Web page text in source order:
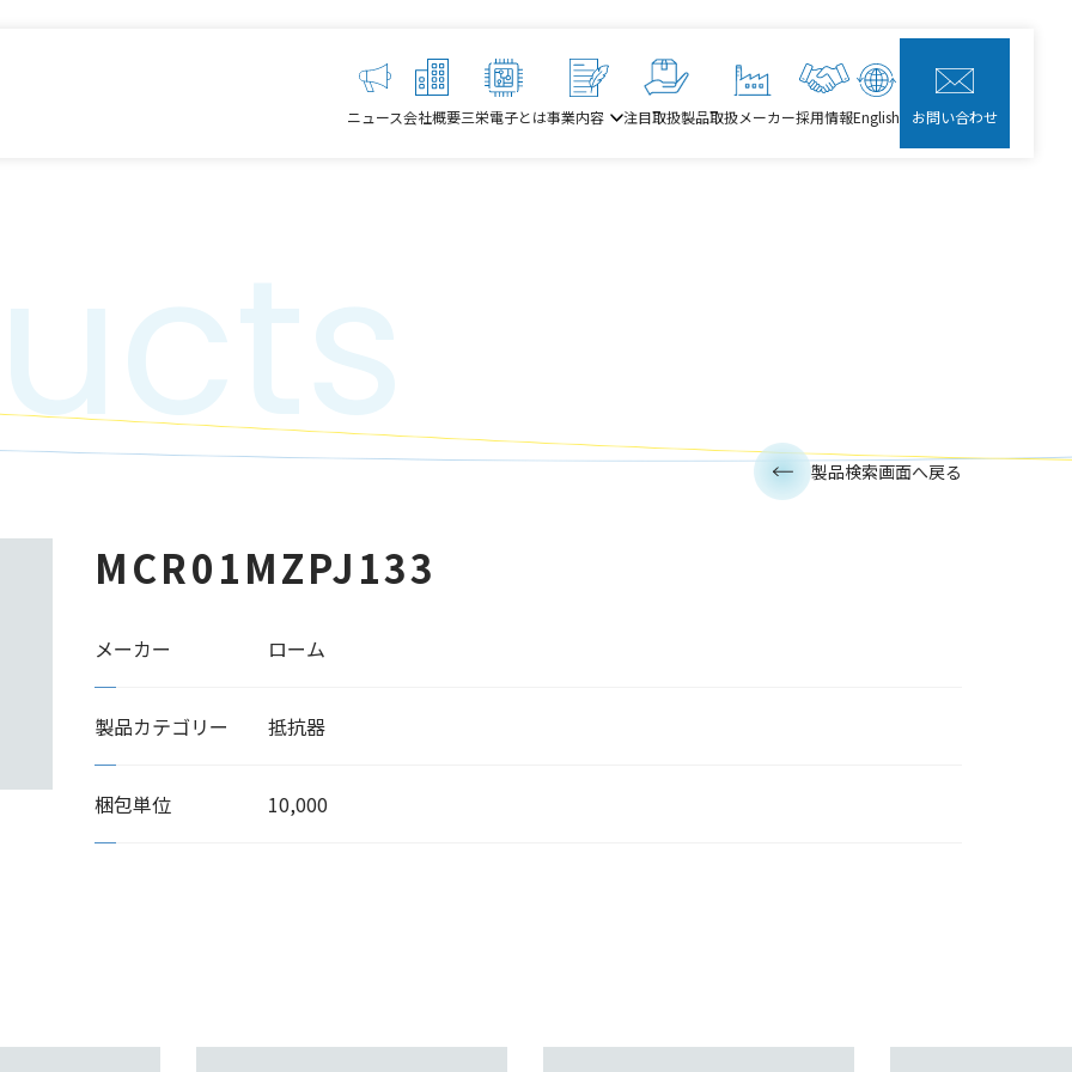
ニュース会社概要三栄電子とは事業内容 注目取扱製品取扱メーカー採用情報English お問い合わせ
MCR01MZPJ133
メーカー ローム
製品カテゴリー 抵抗器
梱包単位 10,000
製品検索画面へ戻る